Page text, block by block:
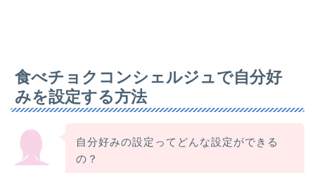
食べチョクコンシェルジュで自分好
みを設定する方法
自分好みの設定ってどんな設定ができる
の？